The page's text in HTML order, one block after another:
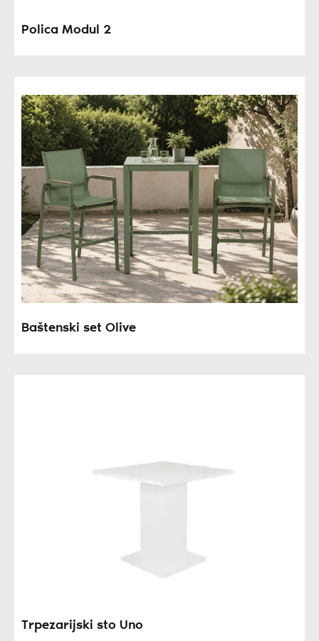
Polica Modul 2
Baštenski set Olive
Trpezarijski sto Uno